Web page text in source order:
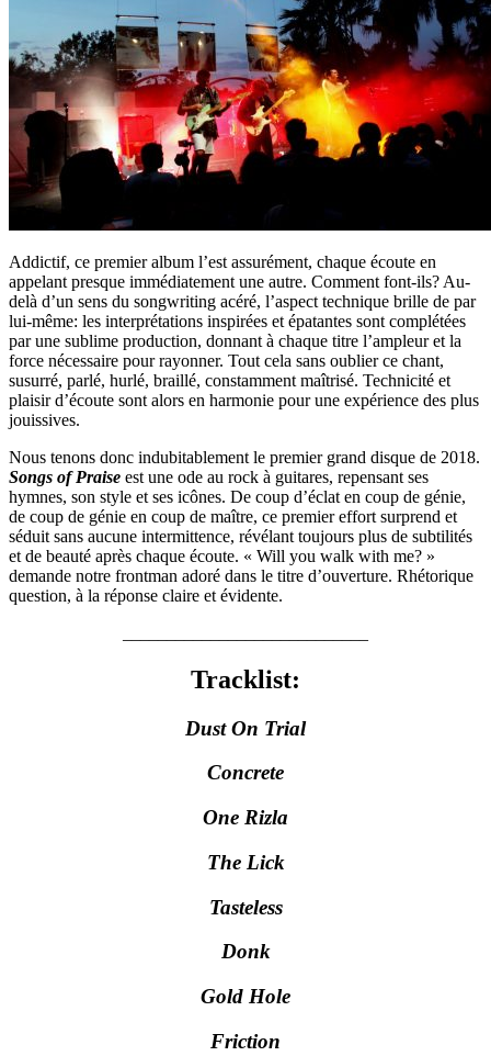
Addictif, ce premier album l’est assurément, chaque écoute en
appelant presque immédiatement une autre. Comment font-ils? Au-
delà d’un sens du songwriting acéré, l’aspect technique brille de par
lui-même: les interprétations inspirées et épatantes sont complétées
par une sublime production, donnant à chaque titre l’ampleur et la
force nécessaire pour rayonner. Tout cela sans oublier ce chant,
susurré, parlé, hurlé, braillé, constamment maîtrisé. Technicité et
plaisir d’écoute sont alors en harmonie pour une expérience des plus
jouissives.
Nous tenons donc indubitablement le premier grand disque de 2018.
Songs of Praise est une ode au rock à guitares, repensant ses
hymnes, son style et ses icônes. De coup d’éclat en coup de génie,
de coup de génie en coup de maître, ce premier effort surprend et
séduit sans aucune intermittence, révélant toujours plus de subtilités
et de beauté après chaque écoute. « Will you walk with me? »
demande notre frontman adoré dans le titre d’ouverture. Rhétorique
question, à la réponse claire et évidente.
Tracklist:
Dust On Trial
Concrete
One Rizla
The Lick
Tasteless
Donk
Gold Hole
Friction